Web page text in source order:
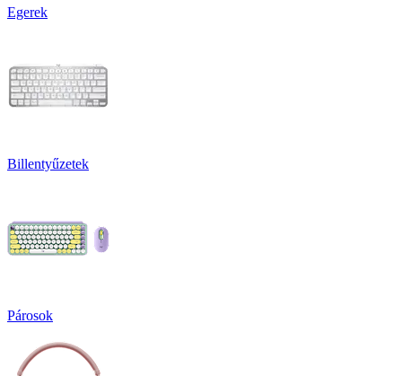
Egerek
Billentyűzetek
Párosok